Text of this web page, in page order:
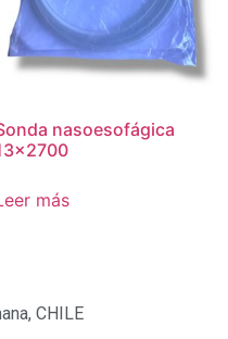
nasoesofágica
más
CHILE